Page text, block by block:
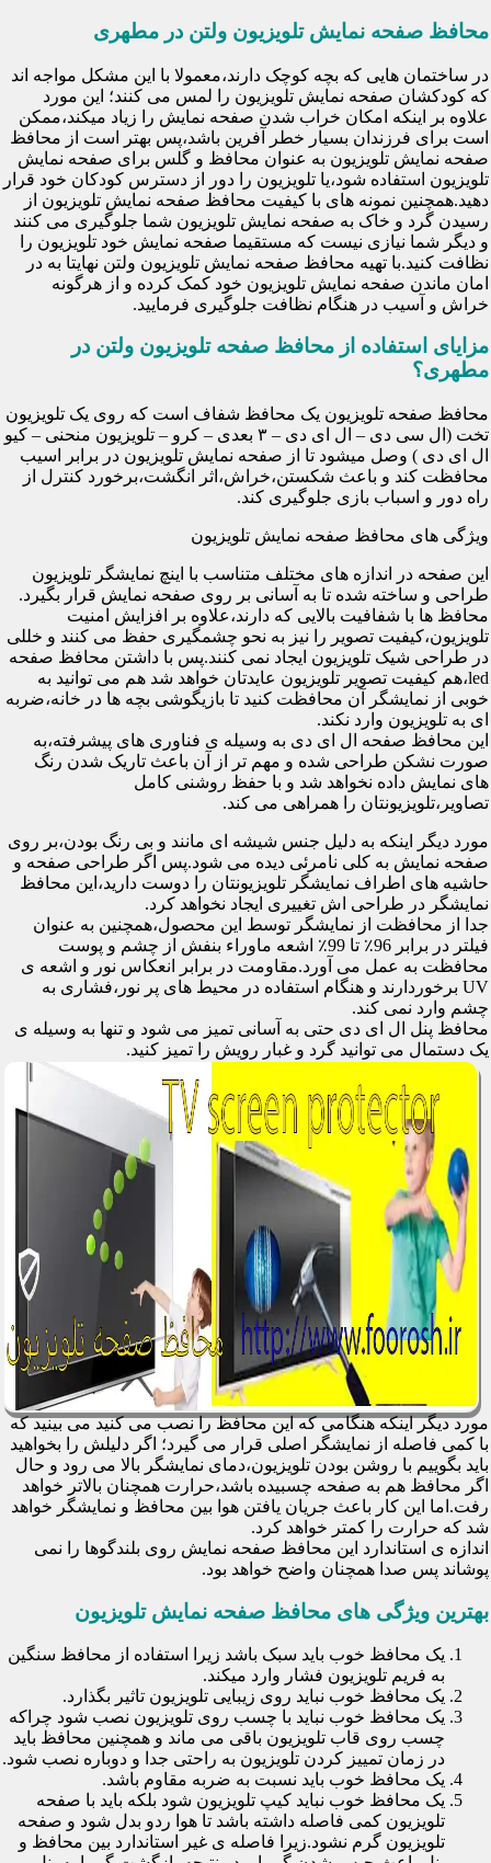
محافظ صفحه نمایش تلویزیون ولتن در مطهری
در ساختمان هایی که بچه کوچک دارند،معمولا با این مشکل مواجه اند
که کودکشان صفحه نمایش تلویزیون را لمس می کنند؛ این مورد
علاوه بر اینکه امکان خراب شدن صفحه نمایش را زیاد میکند،ممکن
است برای فرزندان بسیار خطر آفرین باشد،پس بهتر است از محافظ
صفحه نمایش تلویزیون به عنوان محافظ و گلس برای صفحه نمایش
تلویزیون استفاده شود،یا تلویزیون را دور از دسترس کودکان خود قرار
دهید.همچنین نمونه های با کیفیت محافظ صفحه نمایش تلویزیون از
رسیدن گرد و خاک به صفحه نمایش تلویزیون شما جلوگیری می کنند
و دیگر شما نیازی نیست که مستقیما صفحه نمایش خود تلویزیون را
نظافت کنید.با تهیه محافظ صفحه نمایش تلویزیون ولتن نهایتا به در
امان ماندن صفحه نمایش تلویزیون خود کمک کرده و از هرگونه
خراش و آسیب در هنگام نظافت جلوگیری فرمایید.
مزایای استفاده از محافظ صفحه تلویزیون ولتن در
مطهری؟
محافظ صفحه تلویزیون یک محافظ شفاف است که روی یک تلویزیون
تخت (ال سی دی – ال ای دی – ۳ بعدی – کرو – تلویزیون منحنی – کیو
ال ای دی ) وصل میشود تا از صفحه نمایش تلویزیون در برابر اسیب
محافظت کند و باعث شکستن،خراش،اثر انگشت،برخورد کنترل از
راه دور و اسباب بازی جلوگیری کند.
ویژگی های محافظ صفحه نمایش تلویزیون
این صفحه در اندازه های مختلف متناسب با اینچ نمایشگر تلویزیون
طراحی و ساخته شده تا به آسانی بر روی صفحه نمایش قرار بگیرد.
محافظ ها با شفافیت بالایی که دارند،علاوه بر افزایش امنیت
تلویزیون،کیفیت تصویر را نیز به نحو چشمگیری حفظ می کنند و خللی
در طراحی شیک تلویزیون ایجاد نمی کنند.پس با داشتن محافظ صفحه
led،هم کیفیت تصویر تلویزیون عایدتان خواهد شد هم می توانید به
خوبی از نمایشگر آن محافظت کنید تا بازیگوشی بچه ها در خانه،ضربه
ای به تلویزیون وارد نکند.
این محافظ صفحه ال ای دی به وسیله ی فناوری های پیشرفته،به
صورت نشکن طراحی شده و مهم تر از آن باعث تاریک شدن رنگ
های نمایش داده نخواهد شد و با حفظ روشنی کامل
تصاویر،تلویزیونتان را همراهی می کند.
مورد دیگر اینکه به دلیل جنس شیشه ای مانند و بی رنگ بودن،بر روی
صفحه نمایش به کلی نامرئی دیده می شود.پس اگر طراحی صفحه و
حاشیه های اطراف نمایشگر تلویزیونتان را دوست دارید،این محافظ
نمایشگر در طراحی اش تغییری ایجاد نخواهد کرد.
جدا از محافظت از نمایشگر توسط این محصول،همچنین به عنوان
فیلتر در برابر 96٪ تا 99٪ اشعه ماوراء بنفش از چشم و پوست
محافظت به عمل می آورد.مقاومت در برابر انعکاس نور و اشعه ی
UV برخوردارند و هنگام استفاده در محیط های پر نور،فشاری به
چشم وارد نمی کند.
محافظ پنل ال ای دی حتی به آسانی تمیز می شود و تنها به وسیله ی
یک دستمال می توانید گرد و غبار رویش را تمیز کنید.
مورد دیگر اینکه هنگامی که این محافظ را نصب می کنید می بینید که
با کمی فاصله از نمایشگر اصلی قرار می گیرد؛ اگر دلیلش را بخواهید
باید بگوییم با روشن بودن تلویزیون،دمای نمایشگر بالا می رود و حال
اگر محافظ هم به صفحه چسبیده باشد،حرارت همچنان بالاتر خواهد
رفت.اما این کار باعث جریان یافتن هوا بین محافظ و نمایشگر خواهد
شد که حرارت را کمتر خواهد کرد.
اندازه ی استاندارد این محافظ صفحه نمایش روی بلندگوها را نمی
پوشاند پس صدا همچنان واضح خواهد بود.
بهترین ویژگی های محافظ صفحه نمایش تلویزیون
یک محافظ خوب باید سبک باشد زیرا استفاده از محافظ سنگین
به فریم تلویزیون فشار وارد میکند.
یک محافظ خوب نباید روی زیبایی تلویزیون تاثیر بگذارد.
یک محافظ خوب نباید با چسب روی تلویزیون نصب شود چراکه
چسب روی قاب تلویزیون باقی می ماند و همچنین محافظ باید
در زمان تمییز کردن تلویزیون به راحتی جدا و دوباره نصب شود.
یک محافظ خوب باید نسبت به ضربه مقاوم باشد.
یک محافظ خوب نباید کیپ تلویزیون شود بلکه باید با صفحه
تلویزیون کمی فاصله داشته باشد تا هوا ردو بدل شود و صفحه
تلویزیون گرم نشود.زیرا فاصله ی غیر استاندارد بین محافظ و